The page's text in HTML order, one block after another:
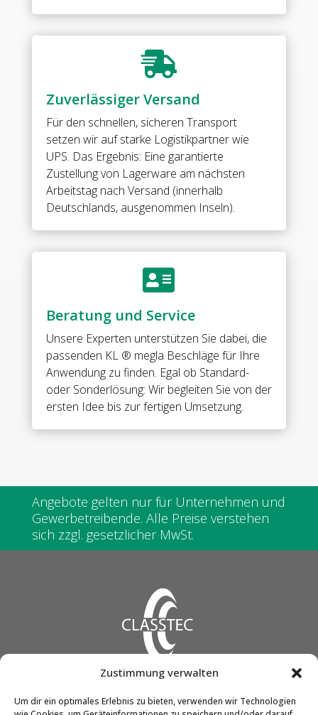
Zustimmung verwalten
Um dir ein optimales Erlebnis zu bieten, verwenden wir Technologien
Nach
innen
mm
ESG
Shower
door
w
90°,
hole
plate
with
stainless
steel
cover
Opens
tempered
glass
Menge

Zuverlässiger Versand
Für den schnellen, sicheren Transport
setzen wir auf starke Logistikpartner wie
UPS. Das Ergebnis: Eine garantierte
Zustellung von Lagerware am nächsten
Arbeitstag nach Versand (innerhalb
Deutschlands, ausgenommen Inseln).

Beratung und Service
Unsere Experten unterstützen Sie dabei, die
passenden KL ® megla Beschläge für Ihre
Anwendung zu finden. Egal ob Standard-
oder Sonderlösung: Wir begleiten Sie von der
ersten Idee bis zur fertigen Umsetzung.
Angebote gelten nur für Unternehmen und
Gewerbetreibende. Alle Preise verstehen
sich zzgl. gesetzlicher MwSt.
CLASSTEC GmbH & Co. KG